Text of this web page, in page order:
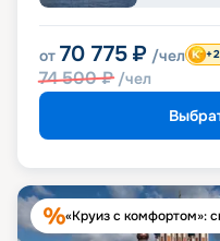
от 70 775 ₽ /чел
74 500₽ /чел
«Круиз с комфортом»: